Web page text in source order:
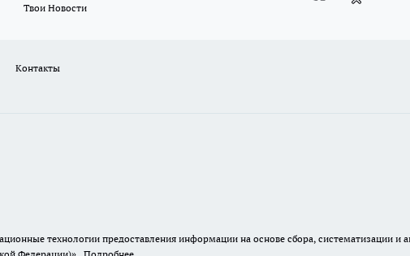
Твои Новости
Контакты
технологии предоставления информации на основе сбора, систематизации и